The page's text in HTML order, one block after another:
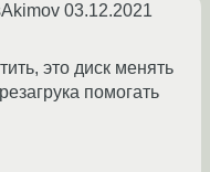
03.12.2021
это диск менять
помогать